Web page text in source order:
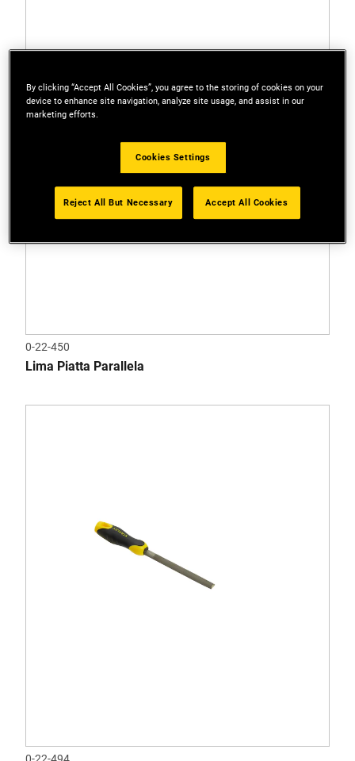
0-22-450
Lima Piatta Parallela
By clicking “Accept All Cookies”, you agree to the storing of cookies on your
device to enhance site navigation, analyze site usage, and assist in our
marketing efforts.
Cookies Settings
Reject All But Necessary Accept All Cookies